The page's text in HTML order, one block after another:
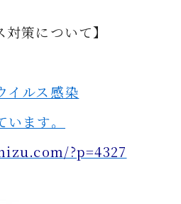
対策について】
イルス感染
ます。
?p=4327